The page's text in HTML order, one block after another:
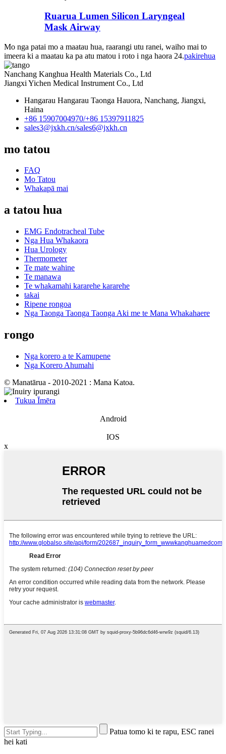
Ruarua Lumen Silicon Laryngeal
Mask Airway
Mo nga patai mo a maatau hua, raarangi utu ranei, waiho mai to
imeera ki a maatau ka pa atu matou i roto i nga haora 24.pakirehua
Nanchang Kanghua Health Materials Co., Ltd
Jiangxi Yichen Medical Instrument Co., Ltd
Hangarau Hangarau Taonga Hauora, Nanchang, Jiangxi,
Haina
+86 15907004970/+86 15397911825
sales3@jxkh.cn/sales6@jxkh.cn
mo tatou
FAQ
Mo Tatou
Whakapā mai
a tatou hua
EMG Endotracheal Tube
Nga Hua Whakaora
Hua Urology
Thermometer
Te mate wahine
Te manawa
Te whakamahi kararehe kararehe
takai
Ripene rongoa
Nga Taonga Taonga Taonga Aki me te Mana Whakahaere
rongo
Nga korero a te Kamupene
Nga Korero Ahumahi
© Manatārua - 2010-2021 : Mana Katoa.
Tukua Īmēra
Android
IOS
x
Patua tomo ki te rapu, ESC ranei
hei kati